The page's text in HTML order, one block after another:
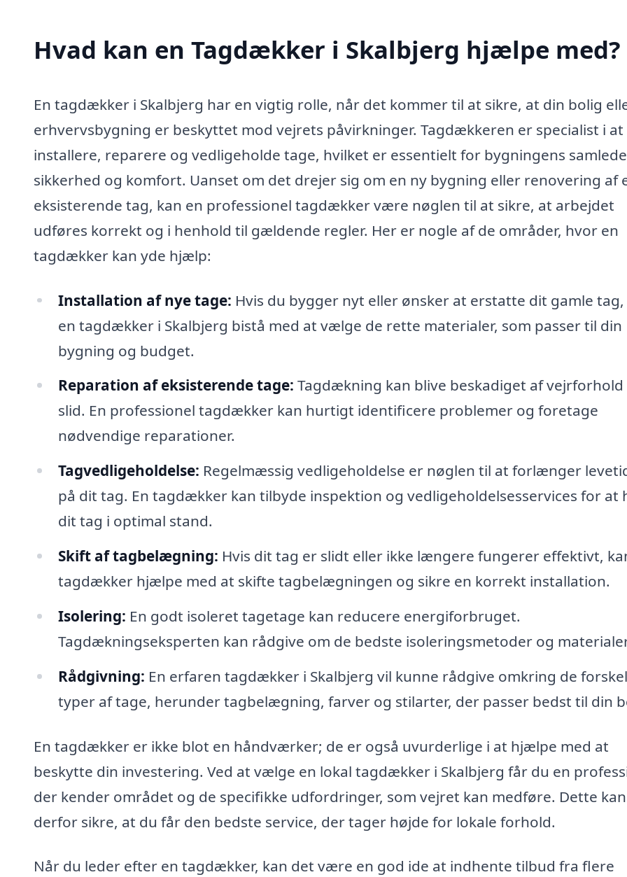
Hvad kan en Tagdækker i Skalbjerg hjælpe med?
En tagdækker i Skalbjerg har en vigtig rolle, når det kommer til at sikre, at din bolig
erhvervsbygning er beskyttet mod vejrets påvirkninger. Tagdækkeren er specialist i at
installere, reparere og vedligeholde tage, hvilket er essentielt for bygningens samlede
sikkerhed og komfort. Uanset om det drejer sig om en ny bygning eller renovering af
eksisterende tag, kan en professionel tagdækker være nøglen til at sikre, at arbejdet
udføres korrekt og i henhold til gældende regler. Her er nogle af de områder, hvor en
tagdækker kan yde hjælp:
Installation af nye tage: Hvis du bygger nyt eller ønsker at erstatte dit gamle tag,
en tagdækker i Skalbjerg bistå med at vælge de rette materialer, som passer til din
bygning og budget.
Reparation af eksisterende tage: Tagdækning kan blive beskadiget af vejrforhold
slid. En professionel tagdækker kan hurtigt identificere problemer og foretage
nødvendige reparationer.
Tagvedligeholdelse: Regelmæssig vedligeholdelse er nøglen til at forlænger
på dit tag. En tagdækker kan tilbyde inspektion og vedligeholdelsesservices for at
dit tag i optimal stand.
Skift af tagbelægning: Hvis dit tag er slidt eller ikke længere fungerer effektivt,
tagdækker hjælpe med at skifte tagbelægningen og sikre en korrekt installation.
Isolering: En godt isoleret tagetage kan reducere energiforbruget.
Tagdækningseksperten kan rådgive om de bedste isoleringsmetoder og
Rådgivning: En erfaren tagdækker i Skalbjerg vil kunne rådgive omkring de
typer af tage, herunder tagbelægning, farver og stilarter, der passer bedst til din
En tagdækker er ikke blot en håndværker; de er også uvurderlige i at hjælpe med at
beskytte din investering. Ved at vælge en lokal tagdækker i Skalbjerg får du en
der kender området og de specifikke udfordringer, som vejret kan medføre. Dette kan
derfor sikre, at du får den bedste service, der tager højde for lokale forhold.
Når du leder efter en tagdækker, kan det være en god ide at indhente tilbud fra flere